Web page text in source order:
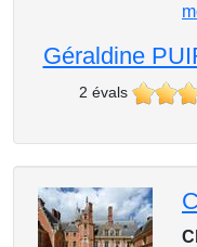
Géraldine
2 évals